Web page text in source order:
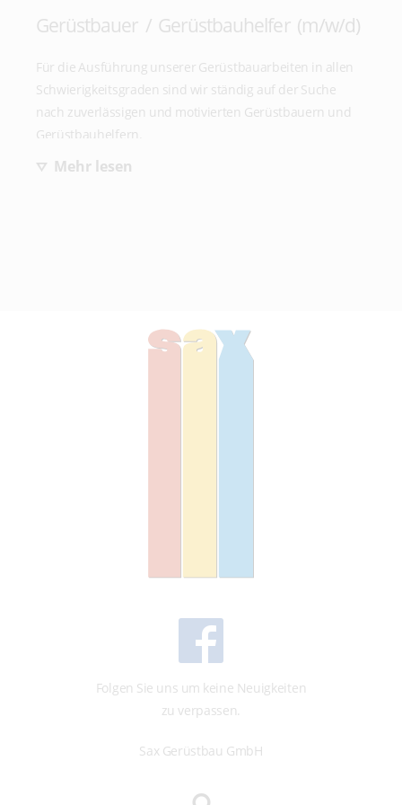
Gerne stehen wir Ihnen auch telefonisch zur Verfügung.
Gerüstbauer / Gerüstbauhelfer (m/w/d)
Für die Ausführung unserer Gerüstbauarbeiten in allen
Schwierigkeitsgraden sind wir ständig auf der Suche
nach zuverlässigen und motivierten Gerüstbauern und
Gerüstbauhelfern.
Anforderungen:
zu werden und suchen eine neue Herausforderung?
Dann senden Sie bitte umgehend Ihre
Mehr lesen
Folgen Sie uns um keine Neuigkeiten
zu verpassen.
Sax Gerüstbau GmbH